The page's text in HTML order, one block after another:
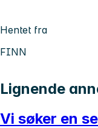
Hentet fra
FINN
Lignende
Vi søker en